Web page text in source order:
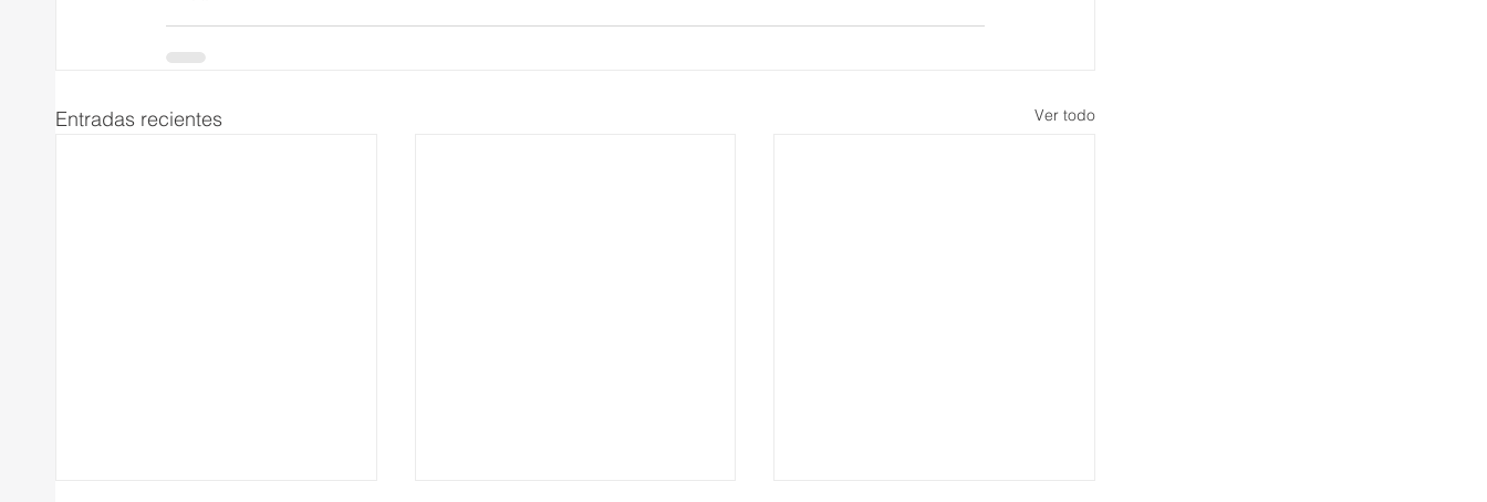
Entradas recientes Ver todo